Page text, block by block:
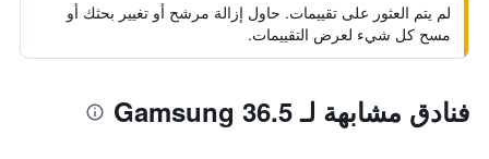
لم يتم العثور على تقييمات. حاول إزالة مرشح أو تغيير بحثك أو
مسح كل شيء لعرض التقييمات.
فنادق مشابهة لـ Gamsung 36.5